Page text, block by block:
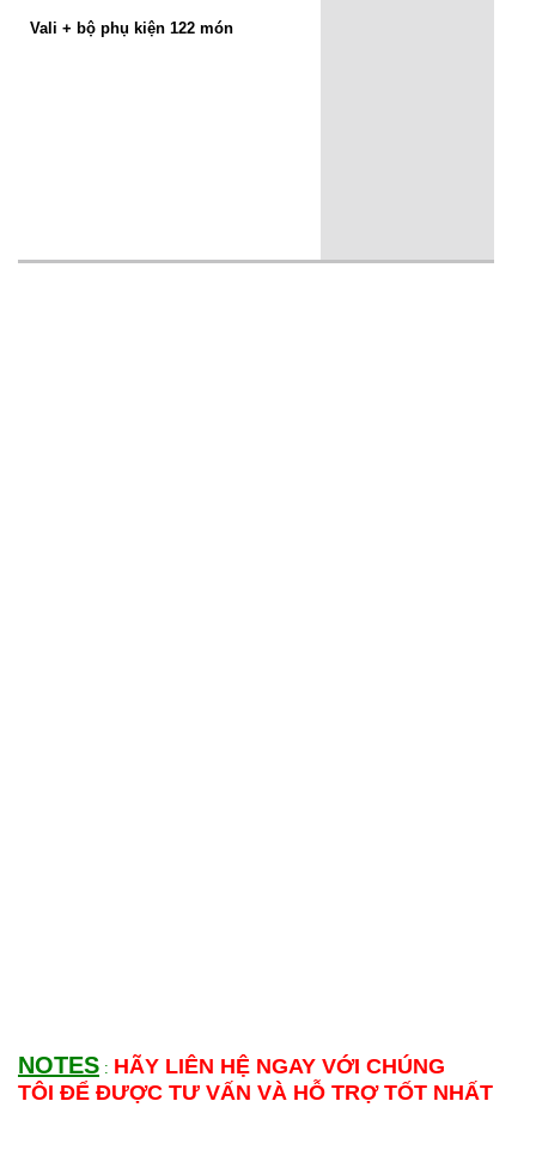
Vali + bộ phụ kiện 122 món
NOTES : HÃY LIÊN HỆ NGAY VỚI CHÚNG
TÔI ĐỂ ĐƯỢC TƯ VẤN VÀ HỖ TRỢ TỐT NHẤT